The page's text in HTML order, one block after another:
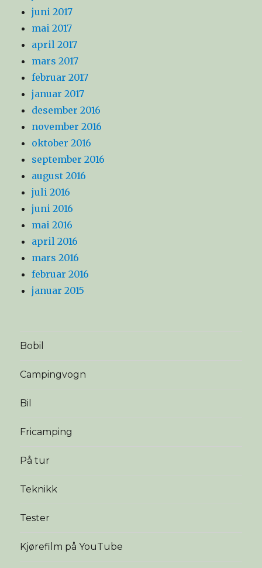
juni 2017
mai 2017
april 2017
mars 2017
februar 2017
januar 2017
desember 2016
november 2016
oktober 2016
september 2016
august 2016
juli 2016
juni 2016
mai 2016
april 2016
mars 2016
februar 2016
januar 2015
Bobil
Campingvogn
Bil
Fricamping
På tur
Teknikk
Tester
Kjørefilm på YouTube